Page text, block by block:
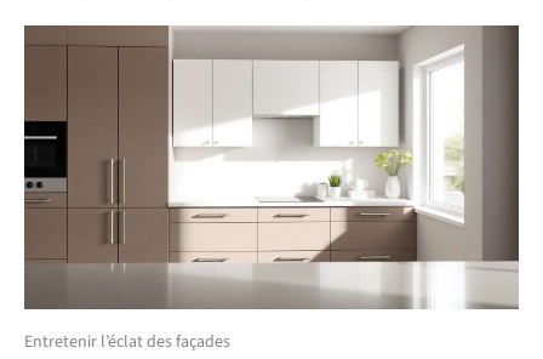
Entretenir l’éclat des façades